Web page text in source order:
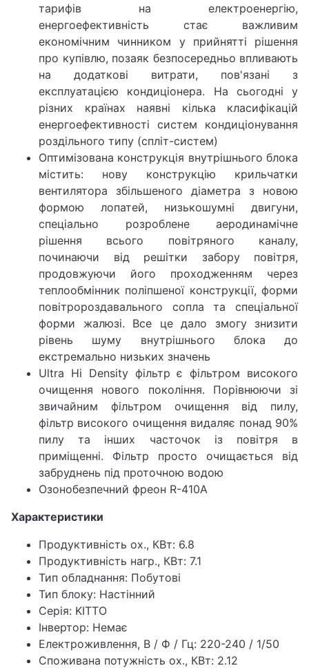
тарифів на електроенергію,
енергоефективність стає важливим
економічним чинником у прийнятті рішення
про купівлю, позаяк безпосередньо впливають
на додаткові витрати, пов'язані з
експлуатацією кондиціонера. На сьогодні у
різних країнах наявні кілька класифікацій
енергоефективності систем кондиціонування
роздільного типу (спліт-систем)
Оптимізована конструкція внутрішнього блока
містить: нову конструкцію крильчатки
вентилятора збільшеного діаметра з новою
формою лопатей, низькошумні двигуни,
спеціально розроблене аеродинамічне
рішення всього повітряного каналу,
починаючи від решітки забору повітря,
продовжуючи його проходженням через
теплообмінник поліпшеної конструкції, форми
повітророздавального сопла та спеціальної
форми жалюзі. Все це дало змогу знизити
рівень шуму внутрішнього блока до
екстремально низьких значень
Ultra Hi Density фільтр є фільтром високого
очищення нового покоління. Порівнюючи зі
звичайним фільтром очищення від пилу,
фільтр високого очищення видаляє понад 90%
пилу та інших часточок із повітря в
приміщенні. Фільтр просто очищається від
забруднень під проточною водою
Озонобезпечний фреон R-410A
Характеристики
Продуктивність ох., КВт: 6.8
Продуктивність нагр., КВт: 7.1
Тип обладнання: Побутові
Тип блоку: Настінний
Серія: KITTO
Інвертор: Немає
Електроживлення, В / Ф / Гц: 220-240 / 1/50
Споживана потужність ох., КВт: 2.12